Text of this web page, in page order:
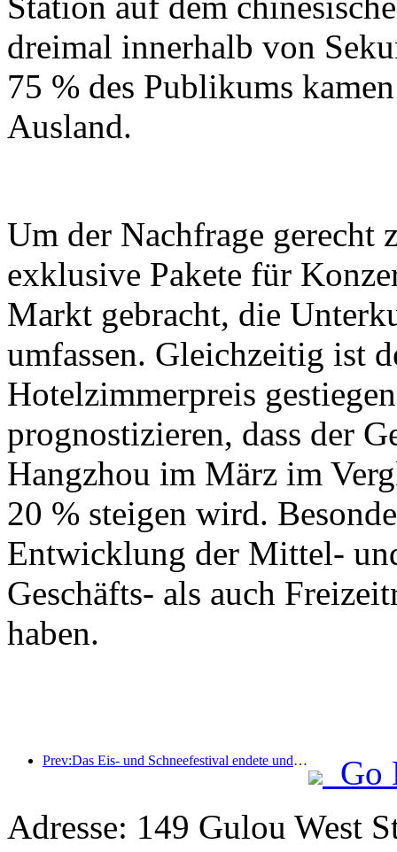
dreimal innerhalb von
75 % des Publikums
Ausland.
Um der Nachfrage gerecht
exklusive Pakete für
Markt gebracht, die
umfassen. Gleichzeitig ist
Hotelzimmerpreis
prognostizieren, dass der
Hangzhou im März im
20 % steigen wird.
Entwicklung der Mittel-
Geschäfts- als auch
haben.
Prev:Das Eis- und Schneefestival endete und das Yun Hotel nahm 2025 die erste Welle des „Reichtums“ mit nach Hause
Go
Adresse: 149 Gulou West